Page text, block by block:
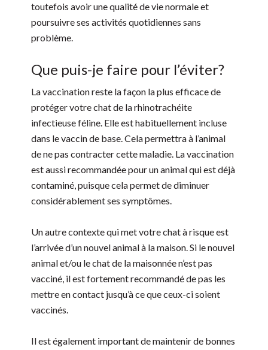
toutefois avoir une qualité de vie normale et
poursuivre ses activités quotidiennes sans
problème.
Que puis-je faire pour l’éviter?
La vaccination reste la façon la plus efficace de
protéger votre chat de la rhinotrachéite
infectieuse féline. Elle est habituellement incluse
dans le vaccin de base. Cela permettra à l’animal
de ne pas contracter cette maladie. La vaccination
est aussi recommandée pour un animal qui est déjà
contaminé, puisque cela permet de diminuer
considérablement ses symptômes.
Un autre contexte qui met votre chat à risque est
l’arrivée d’un nouvel animal à la maison. Si le nouvel
animal et/ou le chat de la maisonnée n’est pas
vacciné, il est fortement recommandé de pas les
mettre en contact jusqu’à ce que ceux-ci soient
vaccinés.
Il est également important de maintenir de bonnes